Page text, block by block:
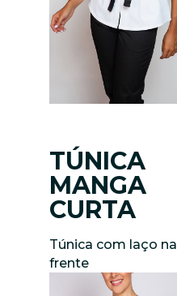
TÚNICA
MANGA
CURTA
Túnica com laço na
frente